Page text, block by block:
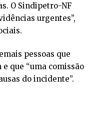
O Sindipetro-NF
urgentes”,
pessoas que
que “uma comissão
do incidente”.